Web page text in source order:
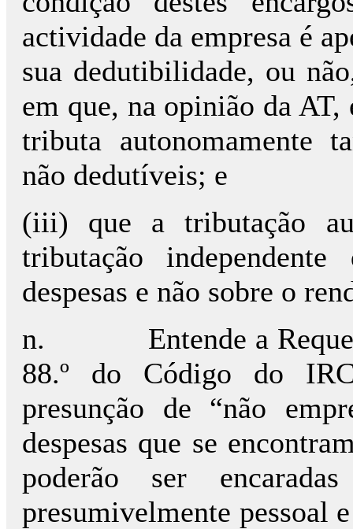
actividade da empresa é
sua dedutibilidade, ou
em que, na opinião da AT,
tributa autonomamente
não dedutíveis; e
(iii) que a tributação
tributação
despesas e não sobre o
n.
Entende a
88.º do Código do
presunção de “não
despesas que se
poderão ser
presumivelmente pessoal